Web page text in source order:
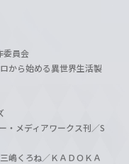
委員会
から始める異世界生活製
メディアワークス刊／S
嶋くろね／ＫＡＤＯＫＡ